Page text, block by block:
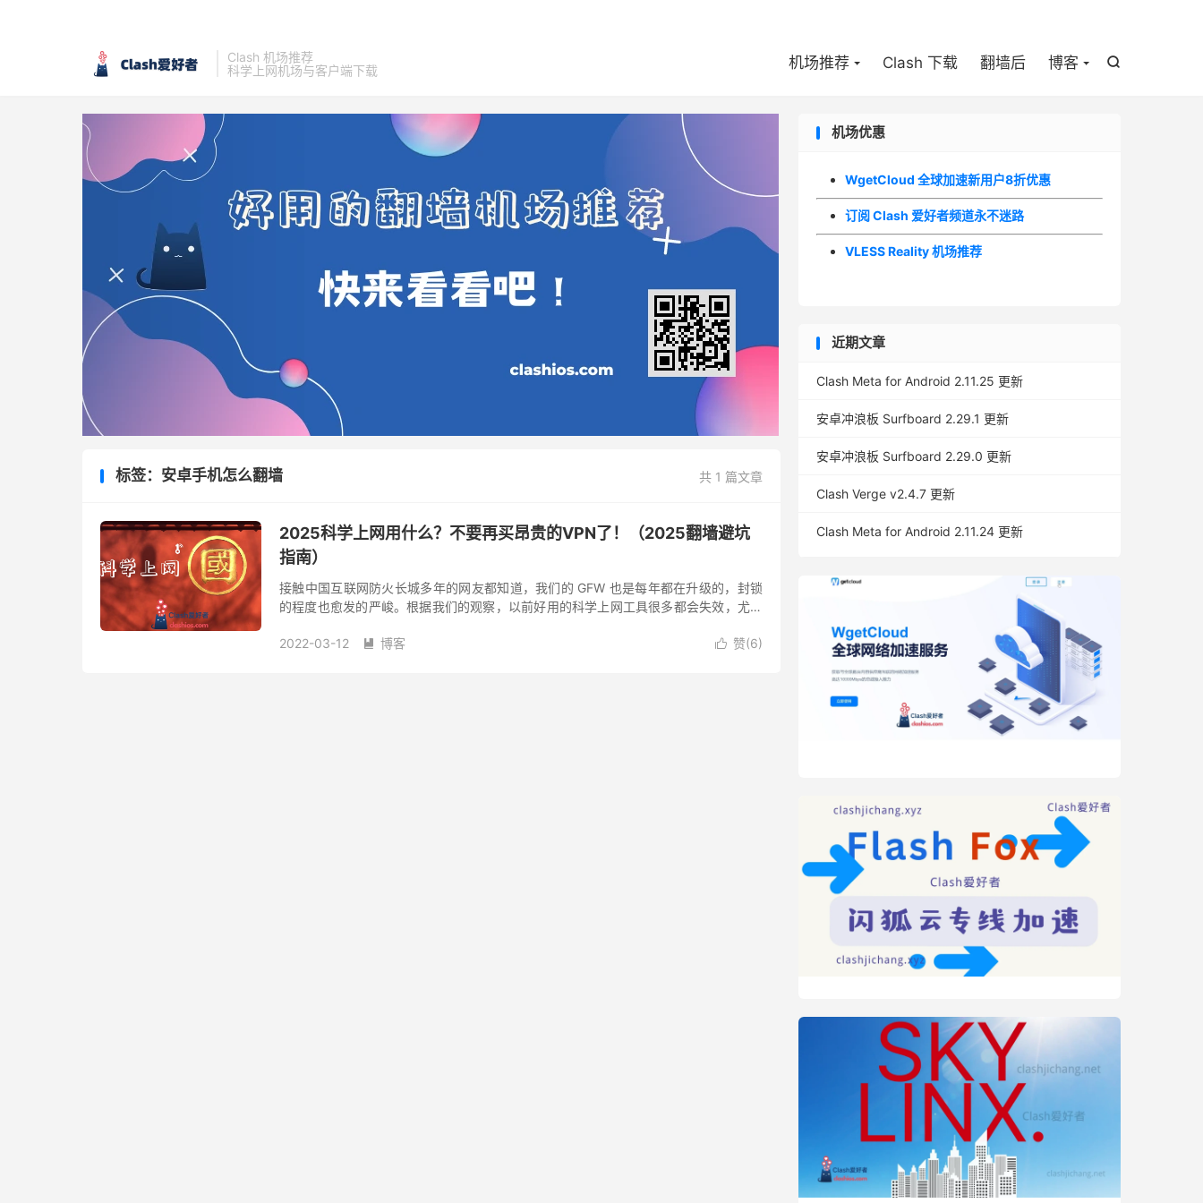
Clash 机场推荐
科学上网机场与客户端下载

机场推荐 Clash 下载 翻墙后 博客
共 1 篇文章
标签：安卓手机怎么翻墙
2025科学上网用什么？不要再买昂贵的VPN了！（2025翻墙避坑
指南）
接触中国互联网防火长城多年的网友都知道，我们的 GFW 也是每年都在升级的，封锁
的程度也愈发的严峻。根据我们的观察，以前好用的科学上网工具很多都会失效，尤其
外知...
 赞(6)
2022-03-12  博客
机场优惠
WgetCloud 全球加速新用户8折优惠
订阅 Clash 爱好者频道永不迷路
VLESS Reality 机场推荐
近期文章
Clash Meta for Android 2.11.25 更新
安卓冲浪板 Surfboard 2.29.1 更新
安卓冲浪板 Surfboard 2.29.0 更新
Clash Verge v2.4.7 更新
Clash Meta for Android 2.11.24 更新